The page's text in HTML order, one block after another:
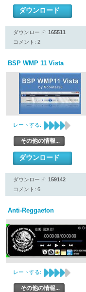
ダウンロード
ダウンロード: 165511
コメント: 2
BSP WMP 11 Vista
レートする:
その他の情報...
ダウンロード
ダウンロード: 159142
コメント: 6
Anti-Reggaeton
レートする:
その他の情報...